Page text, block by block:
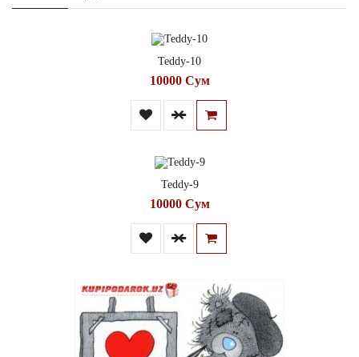
Teddy-10
10000 Сум
Teddy-9
10000 Сум